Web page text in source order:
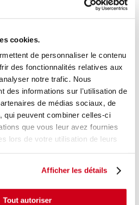
cookies.
de personnaliser le contenu
des fonctionnalités relatives aux
notre trafic. Nous
des informations sur l'utilisation de
de médias sociaux, de
qui peuvent combiner celles-ci
que vous leur avez fournies
lors de votre utilisation de leurs
Afficher les détails
Tout autoriser
9B9
provenance
techniques
13,00 € TTC